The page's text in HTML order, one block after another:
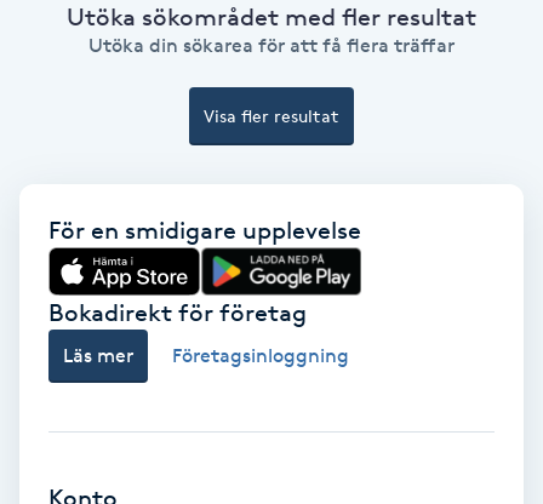
Koppningsmassage
Kosmetisk tatuering
Kroppsinpackning
Kroppspeeling
Käkledsbehandling
Kärlbehandling
Utöka sökområdet med fler resultat
Utöka din sökarea för att få flera träffar
Visa fler resultat
För en smidigare upplevelse
Bokadirekt för företag
Läs mer Företagsinloggning
Konto